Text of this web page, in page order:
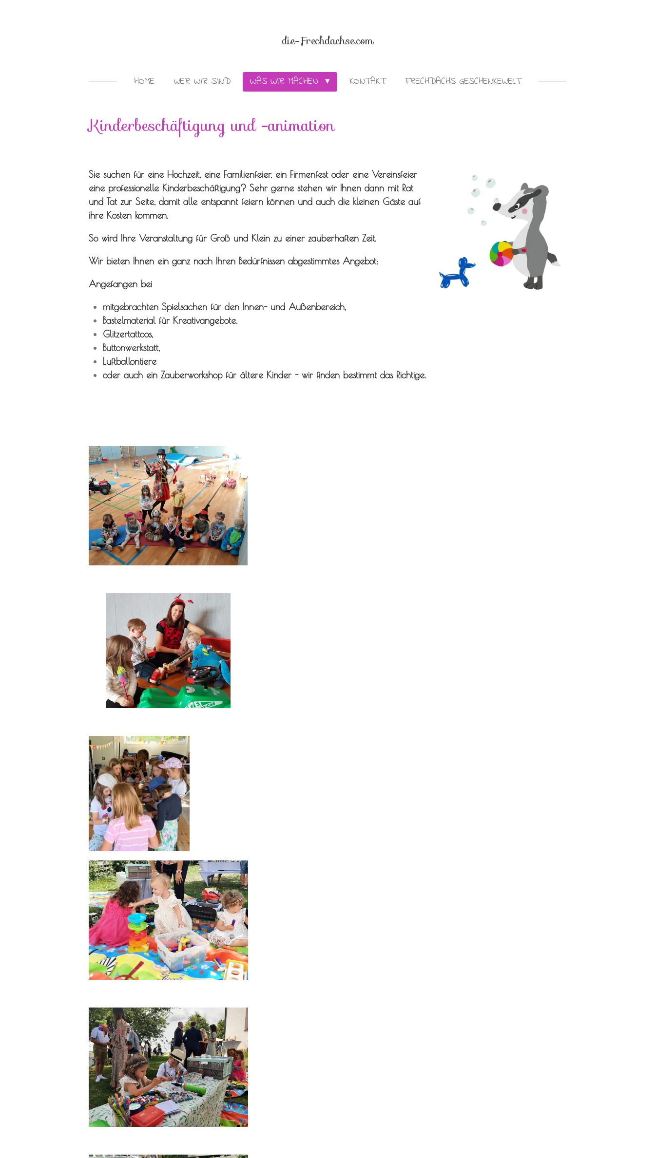
die-Frechdachse.com
HOME WER WIR SIND WAS WIR MACHEN KONTAKT FRECHDACHS GESCHENKEWELT
Kinderbeschäftigung und -animation
Sie suchen für eine Hochzeit, eine Familienfeier, ein Firmenfest oder eine Vereinsfeier
eine professionelle Kinderbeschäftigung? Sehr gerne stehen wir Ihnen dann mit Rat
und Tat zur Seite, damit alle entspannt feiern können und auch die kleinen Gäste auf
ihre Kosten kommen.
So wird Ihre Veranstaltung für Groß und Klein zu einer zauberhaften Zeit.
Wir bieten Ihnen ein ganz nach Ihren Bedürfnissen abgestimmtes Angebot:
Angefangen bei
mitgebrachten Spielsachen für den Innen- und Außenbereich,
Bastelmaterial für Kreativangebote,
Glitzertattoos,
Buttonwerkstatt,
Luftballontiere
oder auch ein Zauberworkshop für ältere Kinder- wir finden bestimmt das Richtige.